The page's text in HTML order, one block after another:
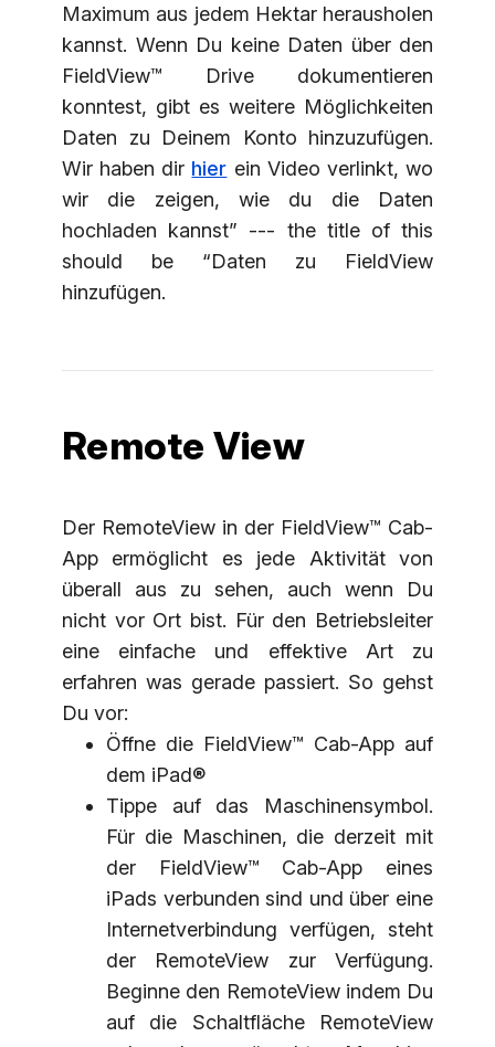
Maximum aus jedem Hektar herausholen
kannst. Wenn Du keine Daten über den
FieldView™ Drive dokumentieren
konntest, gibt es weitere Möglichkeiten
Daten zu Deinem Konto hinzuzufügen.
Wir haben dir hier ein Video verlinkt, wo
wir die zeigen, wie du die Daten
hochladen kannst” --- the title of this
should be “Daten zu FieldView
hinzufügen.
Remote View
Der RemoteView in der FieldView™ Cab-
App ermöglicht es jede Aktivität von
überall aus zu sehen, auch wenn Du
nicht vor Ort bist. Für den Betriebsleiter
eine einfache und effektive Art zu
erfahren was gerade passiert. So gehst
Du vor:
Öffne die FieldView™ Cab-App auf
dem iPad®
Tippe auf das Maschinensymbol.
Für die Maschinen, die derzeit mit
der FieldView™ Cab-App eines
iPads verbunden sind und über eine
Internetverbindung verfügen, steht
der RemoteView zur Verfügung.
Beginne den RemoteView indem Du
auf die Schaltfläche RemoteView